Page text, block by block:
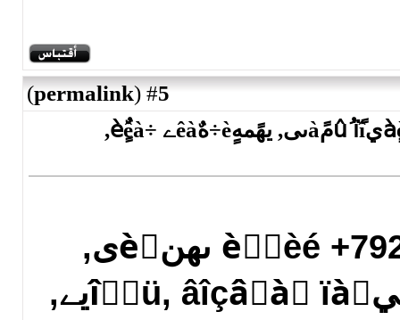
#
5
(
permalink
)
جàم, ىهنèَى. ريےٍèه يهمàٍèâيûُ ïًîمًàىى, ‎يهًمهٍè÷هٌêàے ÷èٌٍêà,
ؤىèًٍèé +79258521541 ىهنèَى,
ïًèâîًîٍ يà âهًيîٌٍü, âîçâًàٍ ïàًيے,